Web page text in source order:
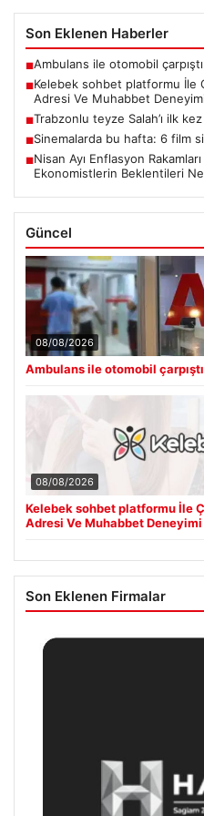
Son Eklenen Haberler
■Ambulans ile otomobil çarpıştı:
■Kelebek sohbet platformu İle
Adresi Ve Muhabbet
■Trabzonlu teyze Salah’ı ilk
■Sinemalarda bu hafta: 6 film
■Nisan Ayı Enflasyon
Ekonomistlerin Beklentileri
Güncel
08/08/2026
Ambulans ile otomobil
08/08/2026
Kelebek sohbet platformu İle
Adresi Ve Muhabbet Deneyimi
Son Eklenen Firmalar